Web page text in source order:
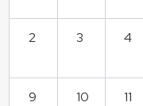
2 3 4
9 10 11